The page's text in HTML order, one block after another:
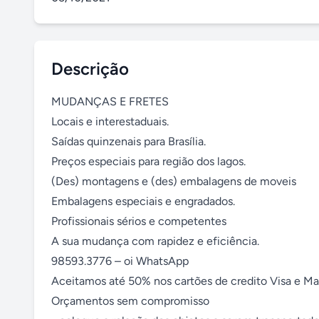
Descrição
MUDANÇAS E FRETES
Locais e interestaduais.
Saídas quinzenais para Brasília.
Preços especiais para região dos lagos.
(Des) montagens e (des) embalagens de moveis
Embalagens especiais e engradados.
Profissionais sérios e competentes
A sua mudança com rapidez e eficiência.
98593.3776 – oi WhatsApp
Aceitamos até 50% nos cartões de credito Visa e
Orçamentos sem compromisso